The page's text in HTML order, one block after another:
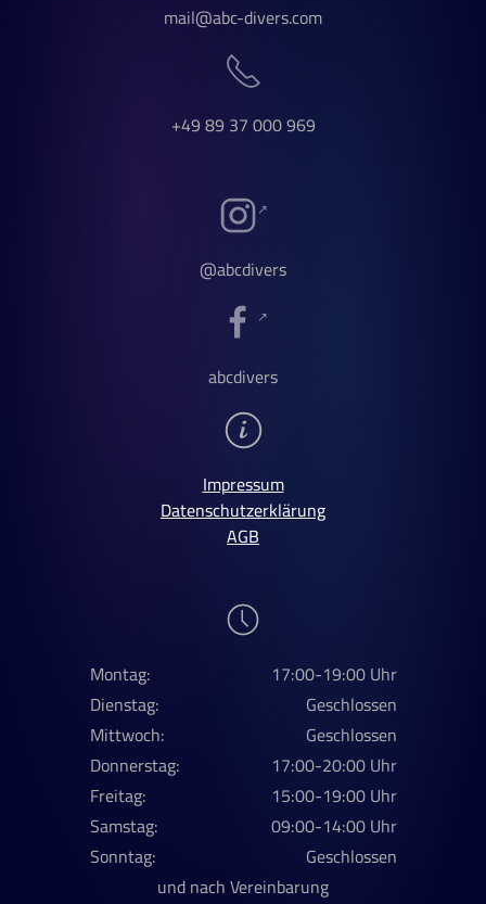
mail@abc-divers.com
+49 89 37 000 969
@abcdivers
abcdivers
Impressum
Datenschutzerklärung
AGB
Montag:
17:00-19:00 Uhr
Dienstag:
Geschlossen
Mittwoch:
Geschlossen
Donnerstag:
17:00-20:00 Uhr
Freitag:
15:00-19:00 Uhr
Samstag:
09:00-14:00 Uhr
Sonntag:
Geschlossen
und nach Vereinbarung